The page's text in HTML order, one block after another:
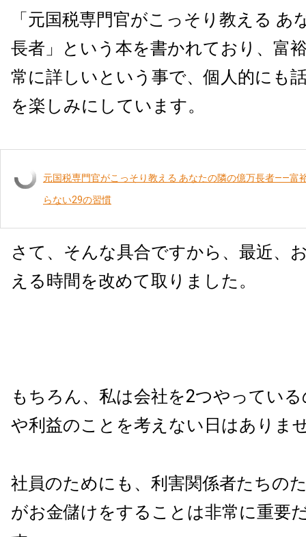
「元国税専門官がこっそり教える あ
長者」という本を書かれており、富
常に詳しいという事で、個人的にも
を楽しみにしています。
元国税専門官がこっそり教える あなたの隣の億万長者――富
らない29の習慣
さて、そんな具合ですから、最近、
える時間を改めて取りました。
もちろん、私は会社を2つやってい
や利益のことを考えない日はありま
社員のためにも、利害関係者たちの
がお金儲けをすることは非常に重要